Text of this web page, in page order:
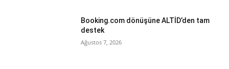
Booking.com dönüşüne ALTİD’den tam
destek
Ağustos 7, 2026